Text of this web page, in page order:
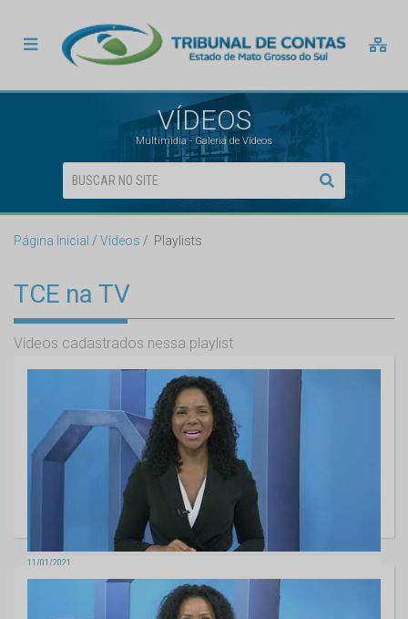
VÍDEOS
Multimídia - Galeria de Vídeos
Página Inicial Vídeos Playlists
TCE na TV
Vídeos cadastrados nessa playlist
11/01/2021
TCE na TV- Edição 565